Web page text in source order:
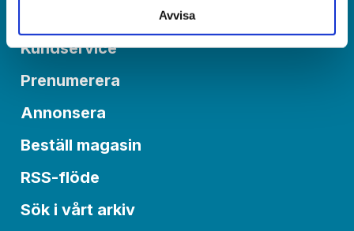
Avvisa
Kundservice
Prenumerera
Annonsera
Beställ magasin
RSS-flöde
Sök i vårt arkiv